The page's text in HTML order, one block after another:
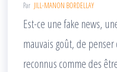
Par JILL-MANON BORDELLAY
Est-ce une fake news,
mauvais goût, de
reconnus comme des